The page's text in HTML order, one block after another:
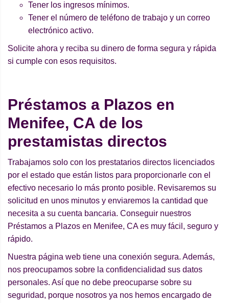
Tener los ingresos mínimos.
Tener el número de teléfono de trabajo y un correo
electrónico activo.
Solicite ahora y reciba su dinero de forma segura y rápida
si cumple con esos requisitos.
Préstamos a Plazos en
Menifee, CA de los
prestamistas directos
Trabajamos solo con los prestatarios directos licenciados
por el estado que están listos para proporcionarle con el
efectivo necesario lo más pronto posible. Revisaremos su
solicitud en unos minutos y enviaremos la cantidad que
necesita a su cuenta bancaria. Conseguir nuestros
Préstamos a Plazos en Menifee, CA es muy fácil, seguro y
rápido.
Nuestra página web tiene una conexión segura. Además,
nos preocupamos sobre la confidencialidad sus datos
personales. Así que no debe preocuparse sobre su
seguridad, porque nosotros ya nos hemos encargado de